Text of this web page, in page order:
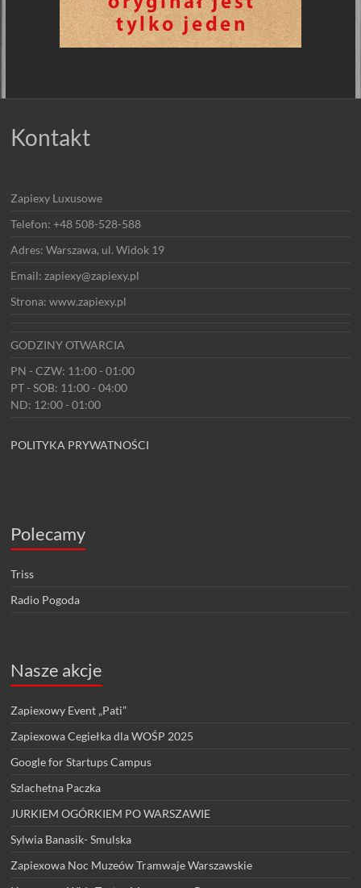
Kontakt
Zapiexy Luxusowe
Telefon: +48 508-528-588
Adres: Warszawa, ul. Widok 19
Email: zapiexy@zapiexy.pl
Strona: www.zapiexy.pl
GODZINY OTWARCIA
PN - CZW: 11:00 - 01:00
PT - SOB: 11:00 - 04:00
ND: 12:00 - 01:00
POLITYKA PRYWATNOŚCI
Polecamy
Triss
Radio Pogoda
Nasze akcje
Zapiexowy Event „Pati”
Zapiexowa Cegiełka dla WOŚP 2025
Google for Startups Campus
Szlachetna Paczka
JURKIEM OGÓRKIEM PO WARSZAWIE
Sylwia Banasik- Smulska
Zapiexowa Noc Muzeów Tramwaje Warszawskie